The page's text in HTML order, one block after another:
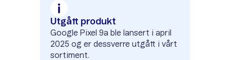
Utgått produkt
Google Pixel 9a ble lansert i april
2025 og er dessverre utgått i vårt
sortiment.